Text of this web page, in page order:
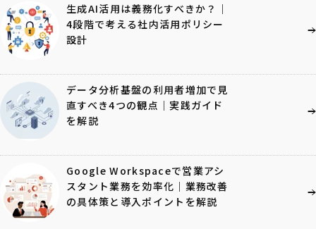
生成AI活用は義務化すべきか？｜
4段階で考える社内活用ポリシー
設計
データ分析基盤の利用者増加で見
直すべき4つの観点｜実践ガイド
を解説
Google Workspaceで営業アシ
スタント業務を効率化｜業務改善
の具体策と導入ポイントを解説